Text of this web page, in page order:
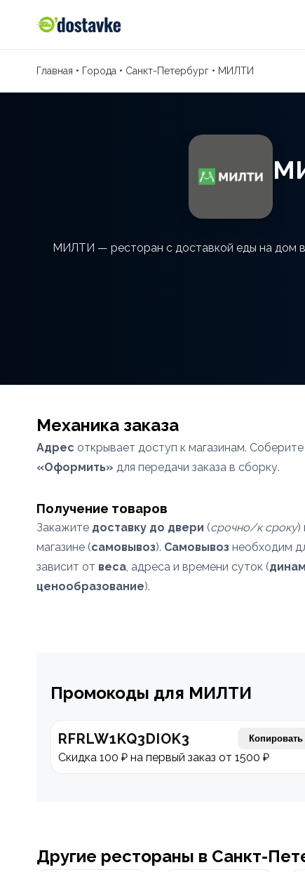
Главная • Города • Санкт-Петербург • МИЛТИ
МИЛТИ — ресторан с доставкой еды на дом в
Механика заказа
Адрес открывает доступ к магазинам. Соберите
«Оформить» для передачи заказа в сборку.
Получение товаров
Закажите доставку до двери (срочно/к сроку)
магазине (самовывоз). Самовывоз необходим
зависит от веса, адреса и времени суток (
ценообразование).
Промокоды для МИЛТИ
RFRLW1KQ3DIOK3 Копировать
Скидка 100 ₽ на первый заказ от 1500 ₽
Другие рестораны в Санкт-